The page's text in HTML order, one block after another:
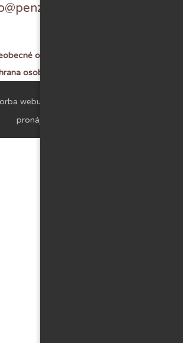
obchodní podmínky
osobních údajů (GDPR)
webu, optimalizace webu
pronájem serverů